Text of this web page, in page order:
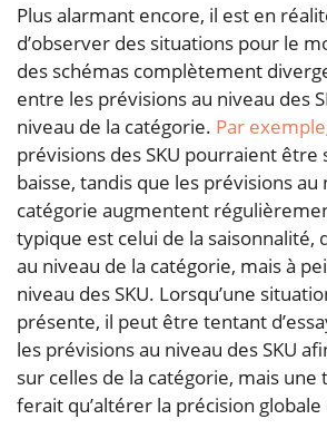
Plus alarmant encore, il est en
d’observer des situations pour le
des schémas complètement
entre les prévisions au niveau des
niveau de la catégorie. Par exemple
prévisions des SKU pourraient
baisse, tandis que les prévisions au
catégorie augmentent
typique est celui de la saisonnalité,
au niveau de la catégorie, mais à
niveau des SKU. Lorsqu’une
présente, il peut être tentant
les prévisions au niveau des SKU
sur celles de la catégorie, mais
ferait qu’altérer la précision